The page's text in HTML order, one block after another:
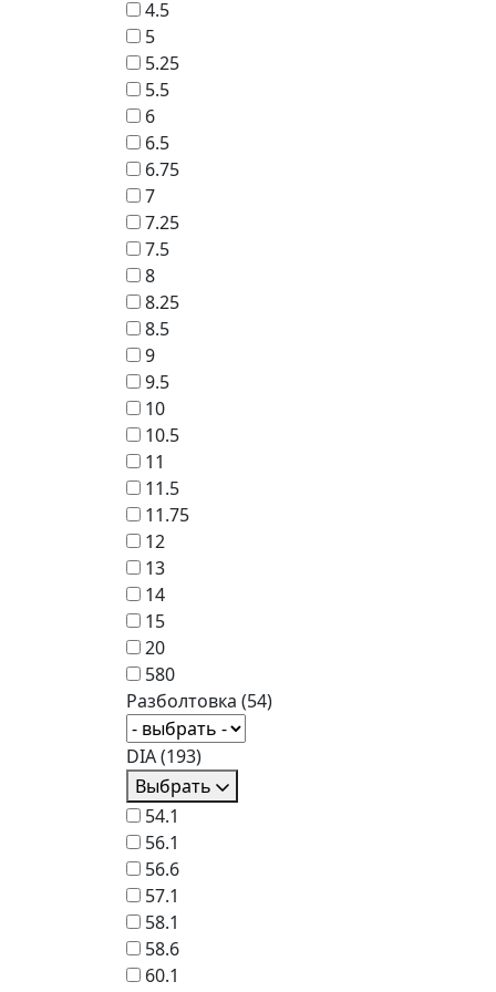
4.5
5
5.25
5.5
6
6.5
6.75
7
7.25
7.5
8
8.25
8.5
9
9.5
10
10.5
11
11.5
11.75
12
13
14
15
20
580
Разболтовка (54)
DIA(193)
Выбрать
54.1
56.1
56.6
57.1
58.1
58.6
60.1